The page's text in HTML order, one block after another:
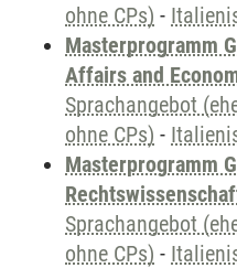
ohne CPs) -
Masterprogramm
Affairs and
Sprachangebot
ohne CPs) -
Masterprogramm
Sprachangebot
ohne CPs) -